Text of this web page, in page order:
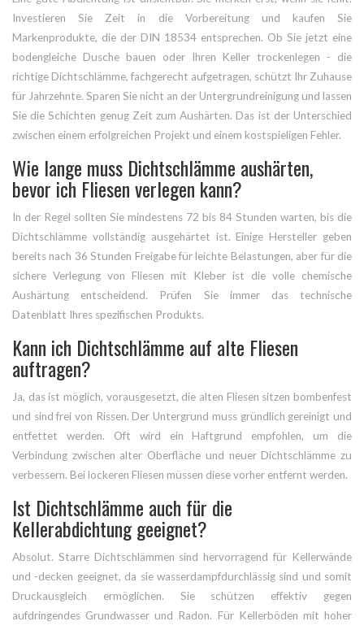
Investieren Sie Zeit in die Vorbereitung und kaufen Sie
Markenprodukte, die der DIN 18534 entsprechen. Ob Sie jetzt eine
bodengleiche Dusche bauen oder Ihren Keller trockenlegen - die
richtige Dichtschlämme, fachgerecht aufgetragen, schützt Ihr Zuhause
für Jahrzehnte. Sparen Sie nicht an der Untergrundreinigung und lassen
Sie die Schichten genug Zeit zum Aushärten. Das ist der Unterschied
zwischen einem erfolgreichen Projekt und einem kostspieligen Fehler.
Wie lange muss Dichtschlämme aushärten,
bevor ich Fliesen verlegen kann?
In der Regel sollten Sie mindestens 72 bis 84 Stunden warten, bis die
Dichtschlämme vollständig ausgehärtet ist. Einige Hersteller geben
bereits nach 36 Stunden Freigabe für leichte Belastungen, aber für die
sichere Verlegung von Fliesen mit Kleber ist die volle chemische
Aushärtung entscheidend. Prüfen Sie immer das technische
Datenblatt Ihres spezifischen Produkts.
Kann ich Dichtschlämme auf alte Fliesen
auftragen?
Ja, das ist möglich, vorausgesetzt, die alten Fliesen sitzen bombenfest
und sind frei von Rissen. Der Untergrund muss gründlich gereinigt und
entfettet werden. Oft wird ein Haftgrund empfohlen, um die
Verbindung zwischen alter Oberfläche und neuer Dichtschlämme zu
verbessern. Bei lockeren Fliesen müssen diese vorher entfernt werden.
Ist Dichtschlämme auch für die
Kellerabdichtung geeignet?
Absolut. Starre Dichtschlämmen sind hervorragend für Kellerwände
und -decken geeignet, da sie wasserdampfdurchlässig sind und somit
Druckausgleich ermöglichen. Sie schützen effektiv gegen
aufdringendes Grundwasser und Radon. Für Kellerböden mit hoher